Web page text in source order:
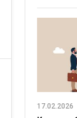
17.02.2026